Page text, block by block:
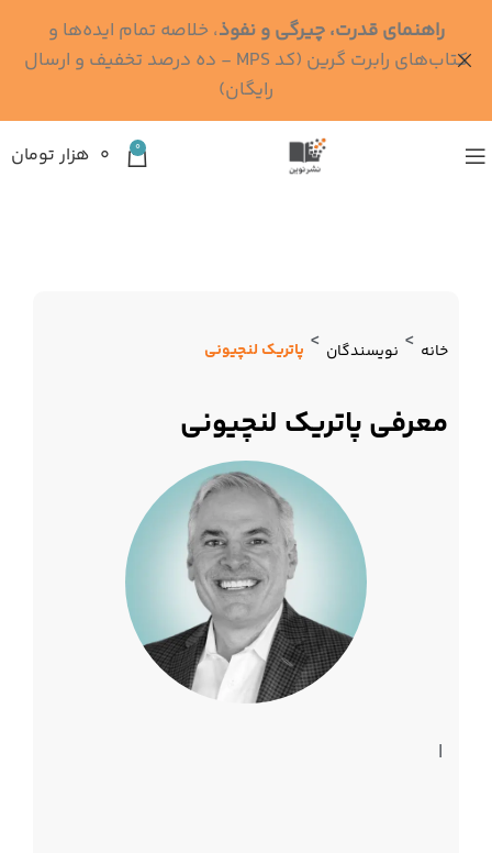
0 ۰ هزار تومان
خانه > نویسندگان > پاتریک لنچیونی
معرفی پاتریک لنچیونی
|
راهنمای قدرت، چیرگی و نفوذ، خلاصه تمام ایده‌ها و
کتاب‌های رابرت گرین (کد MPS - ده درصد تخفیف و ارسال
رایگان)